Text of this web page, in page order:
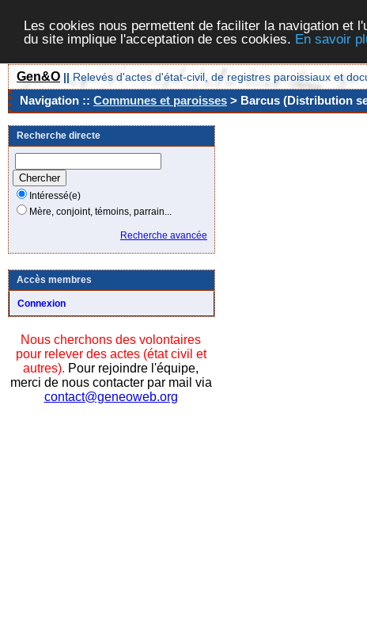
Les cookies nous permettent de faciliter la navigation et
du site implique l'acceptation de ces cookies. En savoir
Gen&O || Relevés d'actes d'état-civil, de registres paroissiaux et
Navigation :: Communes et paroisses > Barcus (Distribution
Recherche directe
Intéressé(e)
Mère, conjoint, témoins, parrain...
Recherche avancée
Accès membres
Connexion
Nous cherchons des volontaires
pour relever des actes (état civil et
autres). Pour rejoindre l'équipe,
merci de nous contacter par mail via
contact@geneoweb.org